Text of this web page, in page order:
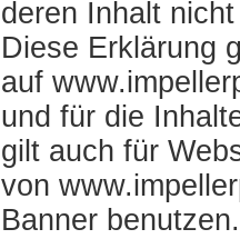
deren Inhalt
Diese Erklärung
auf
und für die
gilt auch für
von
Banner benutzen.